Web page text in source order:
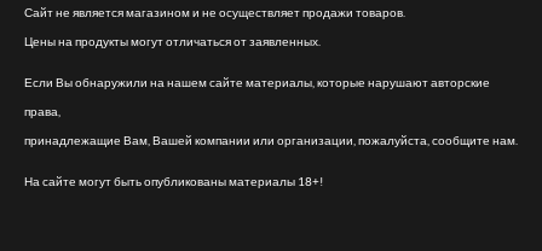
Сайт не является магазином и не осуществляет продажи товаров.
Цены на продукты могут отличаться от заявленных.
Если Вы обнаружили на нашем сайте материалы, которые нарушают авторские
права,
принадлежащие Вам, Вашей компании или организации, пожалуйста, сообщите нам.
На сайте могут быть опубликованы материалы 18+!